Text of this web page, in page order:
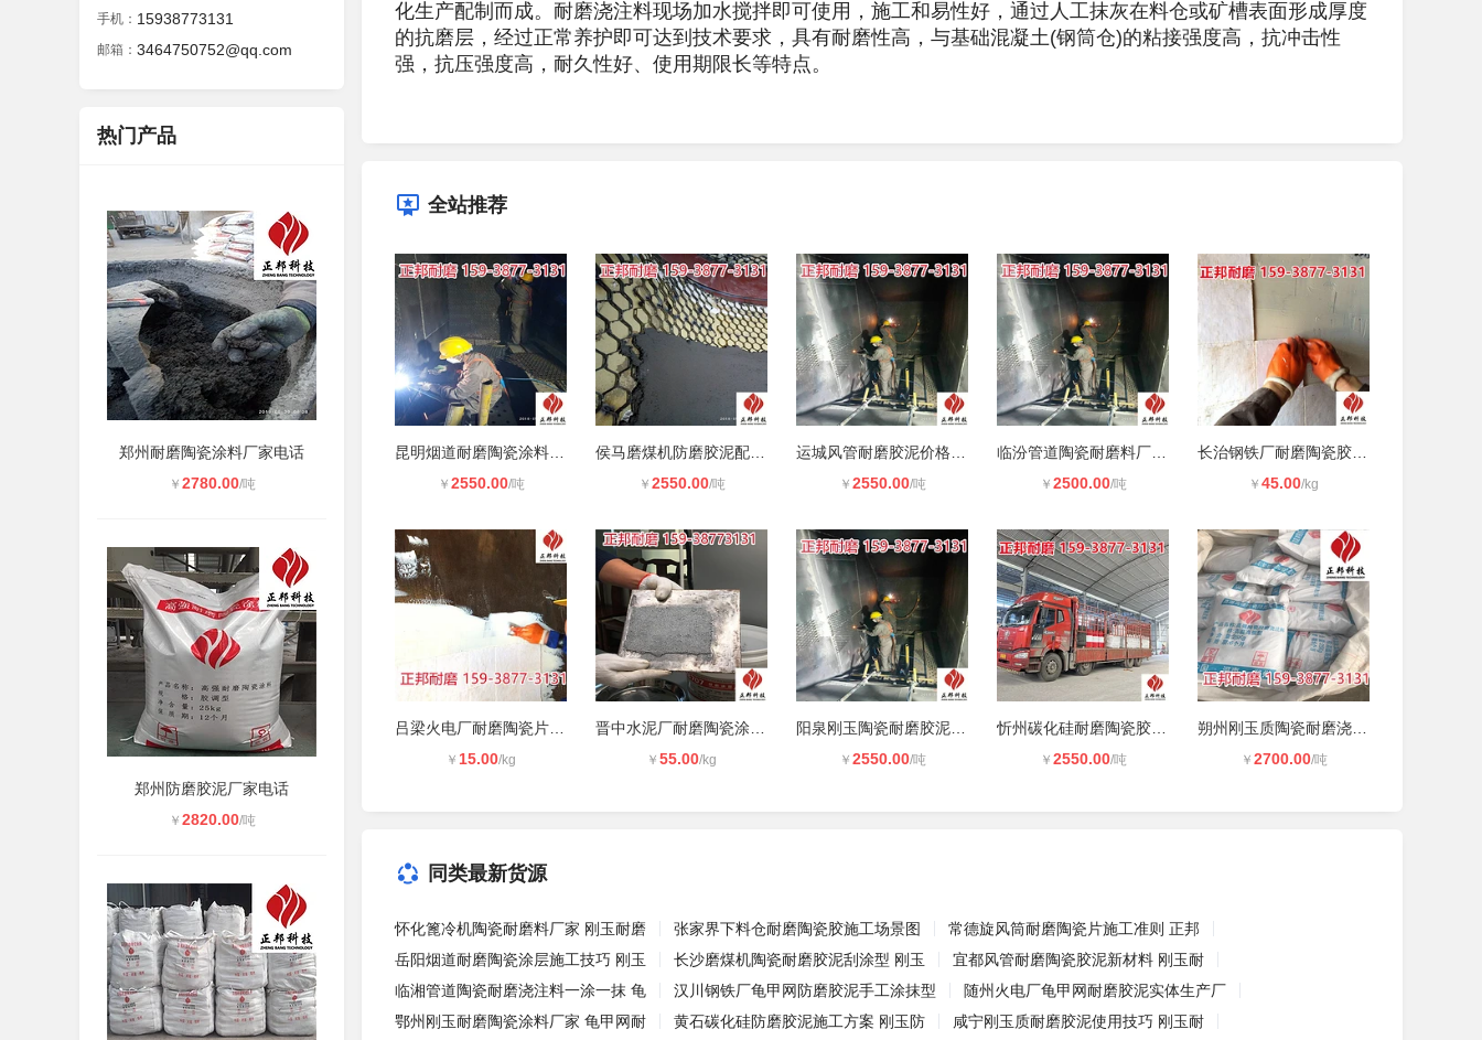
手机： 15938773131
邮箱： 3464750752@qq.com
热门产品
郑州耐磨陶瓷涂料厂家电话
￥ 2780.00/吨
郑州防磨胶泥厂家电话
￥ 2820.00/吨
化生产配制而成。耐磨浇注料现场加水搅拌即可使用，施工和易性好，通过人工抹灰在料仓或矿槽表面形成厚度
的抗磨层，经过正常养护即可达到技术要求，具有耐磨性高，与基础混凝土(钢筒仓)的粘接强度高，抗冲击性
强，抗压强度高，耐久性好、使用期限长等特点。
全站推荐
￥ 2550.00/吨 ￥ 2550.00/吨 ￥ 2550.00/吨 ￥ 2500.00/吨 ￥ 45.00/kg
￥ 15.00/kg ￥ 55.00/kg ￥ 2550.00/吨 ￥ 2550.00/吨 ￥ 2700.00/吨
同类最新货源
怀化篦冷机陶瓷耐磨料厂家 刚玉耐磨 张家界下料仓耐磨陶瓷胶施工场景图
常德旋风筒耐磨陶瓷片施工准则 正邦
岳阳烟道耐磨陶瓷涂层施工技巧 刚玉
长沙磨煤机陶瓷耐磨胶泥刮涂型 刚玉
宜都风管耐磨陶瓷胶泥新材料 刚玉耐
临湘管道陶瓷耐磨浇注料一涂一抹 龟
汉川钢铁厂龟甲网防磨胶泥手工涂抹型
随州火电厂龟甲网耐磨胶泥实体生产厂
鄂州刚玉耐磨陶瓷涂料厂家 龟甲网耐
黄石碳化硅防磨胶泥施工方案 刚玉防
咸宁刚玉质耐磨胶泥使用技巧 刚玉耐